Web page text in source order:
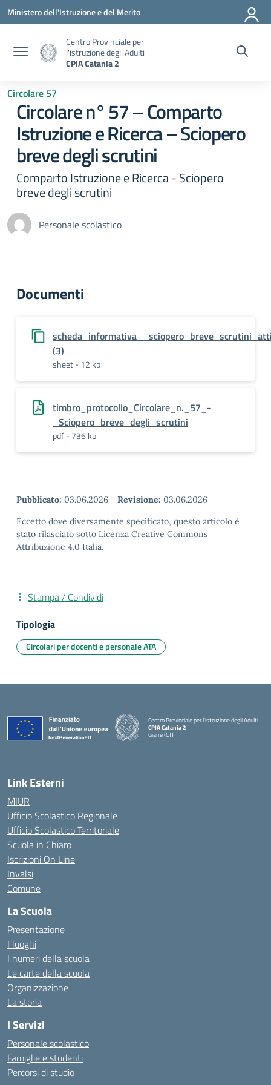
Vai ai contenuti
Vai al menu di navigazione
Vai al footer
Ministero dell'Istruzione e del Merito
Centro Provinciale per
l'istruzione degli Adulti
CPIA Catania 2
Circolare 57
Circolare n° 57 – Comparto
Istruzione e Ricerca – Sciopero
breve degli scrutini
Comparto Istruzione e Ricerca - Sciopero
breve degli scrutini
Personale scolastico
Documenti
(3)
sheet - 12 kb
timbro_protocollo_Circolare_n._57_-
_Sciopero_breve_degli_scrutini
pdf - 736 kb
Pubblicato: 03.06.2026 - Revisione: 03.06.2026
Eccetto dove diversamente specificato, questo articolo è
stato rilasciato sotto Licenza Creative Commons
Attribuzione 4.0 Italia.
Stampa / Condividi
Tipologia
Circolari per docenti e personale ATA
Centro Provinciale per l'istruzione degli Adulti
CPIA Catania 2
Giarre (CT)
Link Esterni
MIUR
Ufficio Scolastico Regionale
Ufficio Scolastico Territoriale
Scuola in Chiaro
Iscrizioni On Line
Invalsi
Comune
La Scuola
Presentazione
I luoghi
I numeri della scuola
Le carte della scuola
Organizzazione
La storia
I Servizi
Personale scolastico
Famiglie e studenti
Percorsi di studio